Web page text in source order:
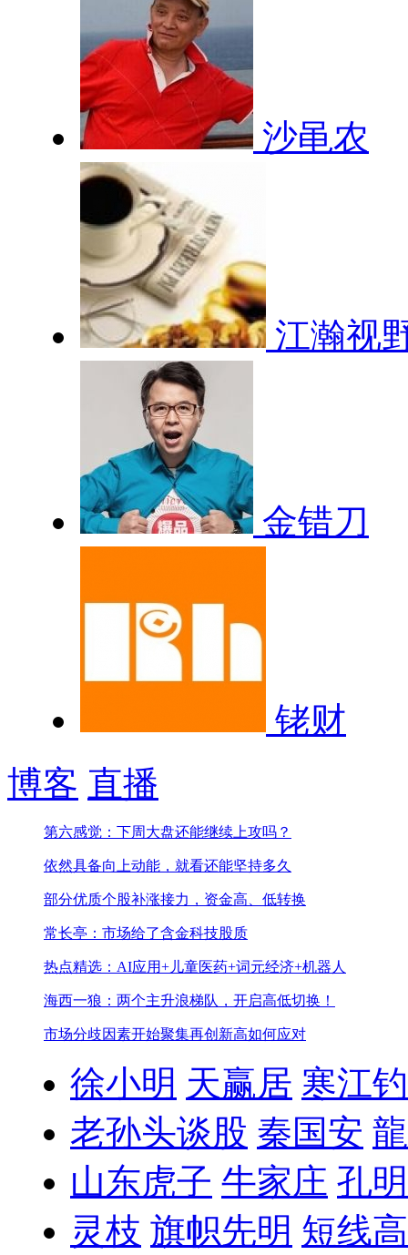
沙黾农
江瀚视
金错刀
铑财
博客 直播
第六感觉：下周大盘还能继续上攻吗？
依然具备向上动能，就看还能坚持多久
部分优质个股补涨接力，资金高、低转换
常长亭：市场给了含金科技股质
热点精选：AI应用+儿童医药+词元经济+机器人
海西一狼：两个主升浪梯队，开启高低切换！
市场分歧因素开始聚集再创新高如何应对
徐小明 天赢居 寒江
老孙头谈股 秦国安
山东虎子 牛家庄 孔
灵枝 旗帜先明 短线